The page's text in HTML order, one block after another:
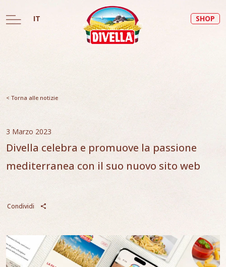
IT SHOP
< Torna alle notizie
3 Marzo 2023
Divella celebra e promuove la passione
mediterranea con il suo nuovo sito web
Condividi